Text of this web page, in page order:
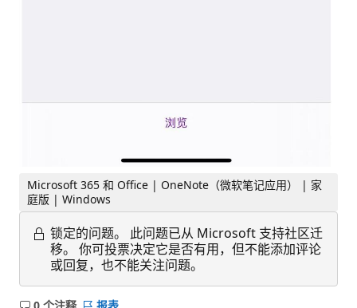
Microsoft 365 和 Office | OneNote（微软笔记应用） | 家
庭版 | Windows
锁定的问题。
此问题已从 Microsoft 支持社区迁
移。 你可投票决定它是否有用，但不能添加评论
或回复，也不能关注问题。